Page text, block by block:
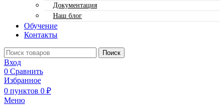
Документация
Наш блог
Обучение
Контакты
Поиск
Вход
0 Сравнить
Избранное
0 пунктов 0 ₽
Меню